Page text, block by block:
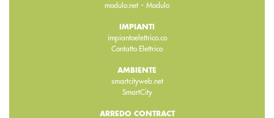
modulo.net - Modulo
IMPIANTI
impiantoelettrico.co
Contatto Elettrico
AMBIENTE
smartcityweb.net
SmartCity
ARREDO CONTRACT